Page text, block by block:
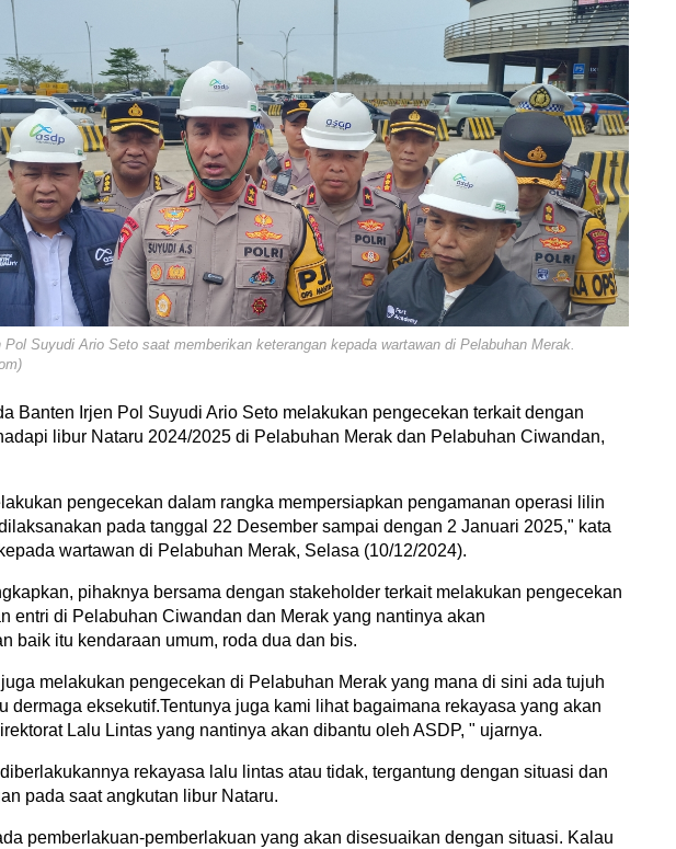
Suyudi Ario Seto saat memberikan keterangan kepada wartawan di Pelabuhan Merak.
Banten Irjen Pol Suyudi Ario Seto melakukan pengecekan terkait dengan
libur Nataru 2024/2025 di Pelabuhan Merak dan Pelabuhan Ciwandan,
pengecekan dalam rangka mempersiapkan pengamanan operasi lilin
pada tanggal 22 Desember sampai dengan 2 Januari 2025," kata
wartawan di Pelabuhan Merak, Selasa (10/12/2024).
pihaknya bersama dengan stakeholder terkait melakukan pengecekan
entri di Pelabuhan Ciwandan dan Merak yang nantinya akan
baik itu kendaraan umum, roda dua dan bis.
melakukan pengecekan di Pelabuhan Merak yang mana di sini ada tujuh
dermaga eksekutif.Tentunya juga kami lihat bagaimana rekayasa yang akan
Lalu Lintas yang nantinya akan dibantu oleh ASDP, " ujarnya.
rekayasa lalu lintas atau tidak, tergantung dengan situasi dan
pada saat angkutan libur Nataru.
pemberlakuan-pemberlakuan yang akan disesuaikan dengan situasi. Kalau